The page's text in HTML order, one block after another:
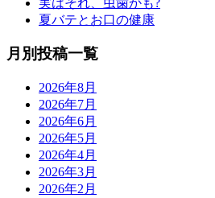
夏バテとお口の健康
月別投稿一覧
2026年8月
2026年7月
2026年6月
2026年5月
2026年4月
2026年3月
2026年2月